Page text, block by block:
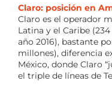
Claro: posición en
Claro es el operador
Latina y el Caribe
año 2016), bastante
millones), diferencia
México, donde Claro
el triple de líneas de